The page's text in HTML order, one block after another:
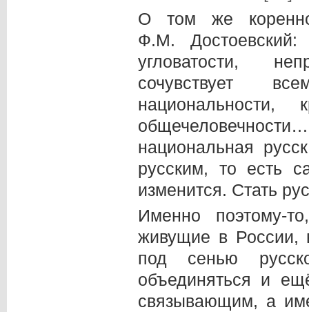
О том же
Ф.М. Достоевский:
угловатости,
сочувствует
национальная
русским, то есть
изменится. Стать
Именно
живущие в России,
под сенью
объединяться и
связывающим, а